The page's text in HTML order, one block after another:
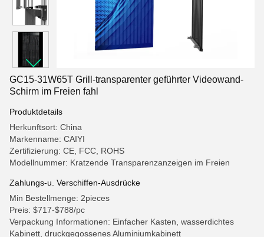
GC15-31W65T Grill-transparenter geführter Videowand-
Schirm im Freien fahl
Produktdetails
Herkunftsort: China
Markenname: CAIYI
Zertifizierung: CE, FCC, ROHS
Modellnummer: Kratzende Transparenzanzeigen im Freien
Zahlungs-u. Verschiffen-Ausdrücke
Min Bestellmenge: 2pieces
Preis: $717-$788/pc
Verpackung Informationen: Einfacher Kasten, wasserdichtes
Kabinett, druckgegossenes Aluminiumkabinett